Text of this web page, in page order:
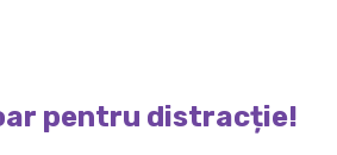
pentru distracție!